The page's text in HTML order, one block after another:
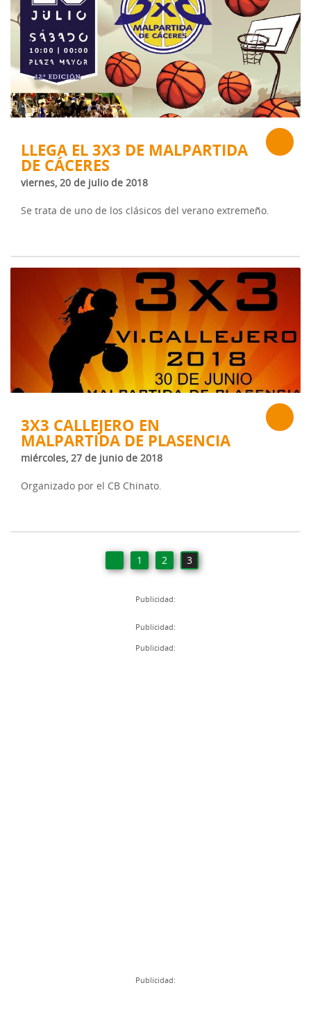
LLEGA EL 3X3 DE MALPARTIDA
DE CÁCERES
viernes, 20 de julio de 2018
Se trata de uno de los clásicos del verano extremeño.
3X3 CALLEJERO EN
MALPARTIDA DE PLASENCIA
miércoles, 27 de junio de 2018
Organizado por el CB Chinato.
1 2 3
Publicidad:
Publicidad:
Publicidad:
Publicidad: